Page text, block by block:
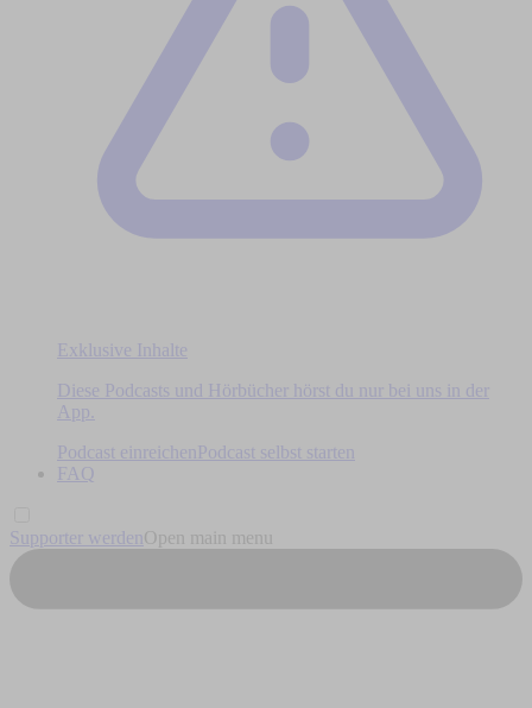
Exklusive Inhalte
Diese Podcasts und Hörbücher hörst du nur bei uns in der
App.
Podcast einreichen
Podcast selbst starten
FAQ
Supporter werden Open main menu